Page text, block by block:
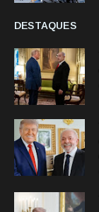
DESTAQUES